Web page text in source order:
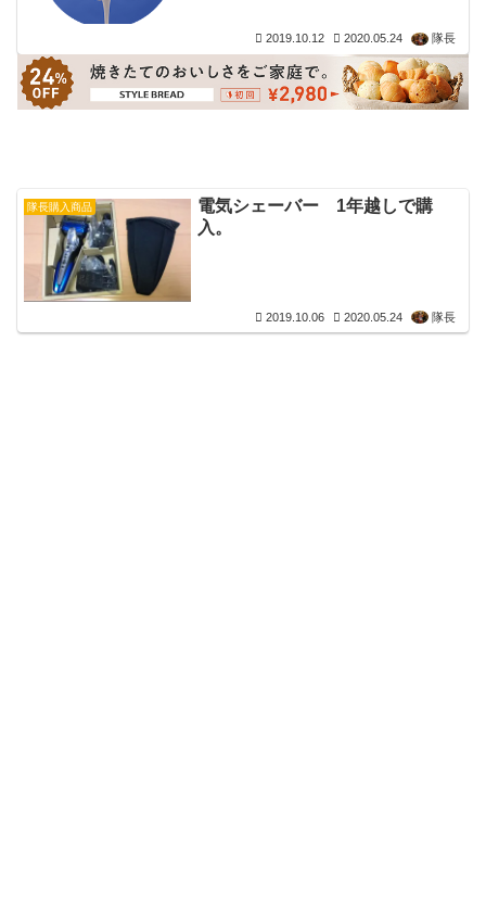
2019.10.12 2020.05.24 隊長
隊長購入商品
電気シェーバー 1年越しで購
入。
2019.10.06 2020.05.24 隊長